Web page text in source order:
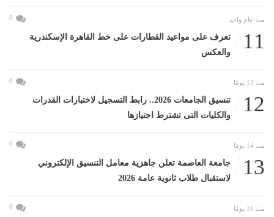
منذ عام واحد 0
11
تعرف على مواعيد القطارات على خط القاهرة الإسكندرية
والعكس
منذ 13 يومًا 0
12
تنسيق الجامعات 2026.. رابط التسجيل لاختبارات القدرات
والكليات التى تشترط اجتيازها
منذ 14 يومًا 0
13
جامعة العاصمة تعلن جاهزية معامل التنسيق الإلكتروني
لاستقبال طلاب ثانوية عامة 2026
منذ 16 يومًا 0